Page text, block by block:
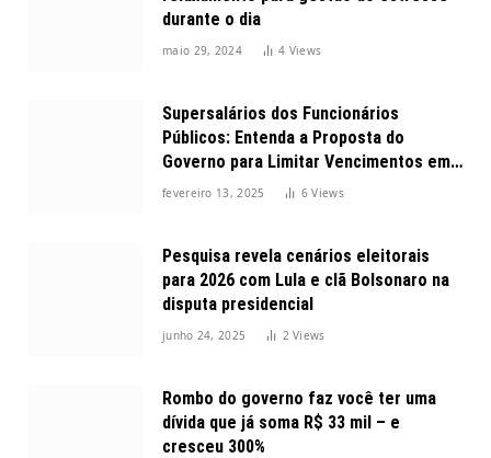
durante o dia
maio 29, 2024 4 Views
Supersalários dos Funcionários
Públicos: Entenda a Proposta do
Governo para Limitar Vencimentos em
2025
fevereiro 13, 2025 6Views
Pesquisa revela cenários eleitorais
para 2026 com Lula e clã Bolsonaro na
disputa presidencial
junho 24, 2025 2Views
Rombo do governo faz você ter uma
dívida que já soma R$ 33 mil – e
cresceu 300%